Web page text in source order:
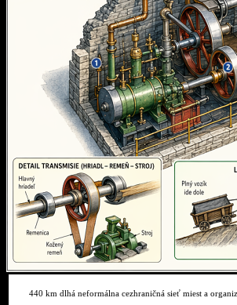
440 km dlhá neformálna cezhraničná sieť miest a